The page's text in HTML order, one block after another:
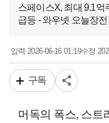
스페이스X, 최대 9.1억
급등 - 와우넷 오늘장
입력2026-06-16 01:19수정
구독
머독의 폭스, 스트